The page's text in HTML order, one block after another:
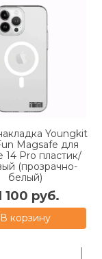
Youngkit
Magsafe для
14 Pro пластик/
(прозрачно-
белый)
100 руб.
В корзину